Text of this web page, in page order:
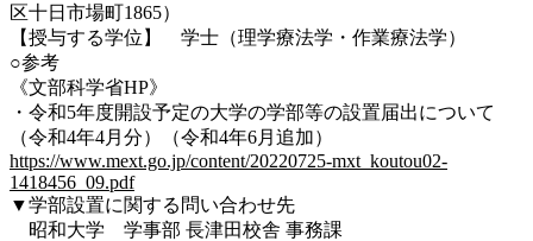
区十日市場町1865）
【授与する学位】 学士（理学療法学・作業療法学）
○参考
《文部科学省HP》
・令和5年度開設予定の大学の学部等の設置届出について
（令和4年4月分）（令和4年6月追加）
https://www.mext.go.jp/content/20220725-mxt_koutou02-
1418456_09.pdf
▼学部設置に関する問い合わせ先
昭和大学 学事部 長津田校舎 事務課